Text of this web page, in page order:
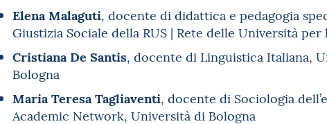
Elena Malaguti, docente di didattica e pedagogia
Giustizia Sociale della RUS | Rete delle Università
Cristiana De Santis, docente di Linguistica Italiana,
Bologna
Maria Teresa Tagliaventi, docente di Sociologia
Academic Network, Università di Bologna